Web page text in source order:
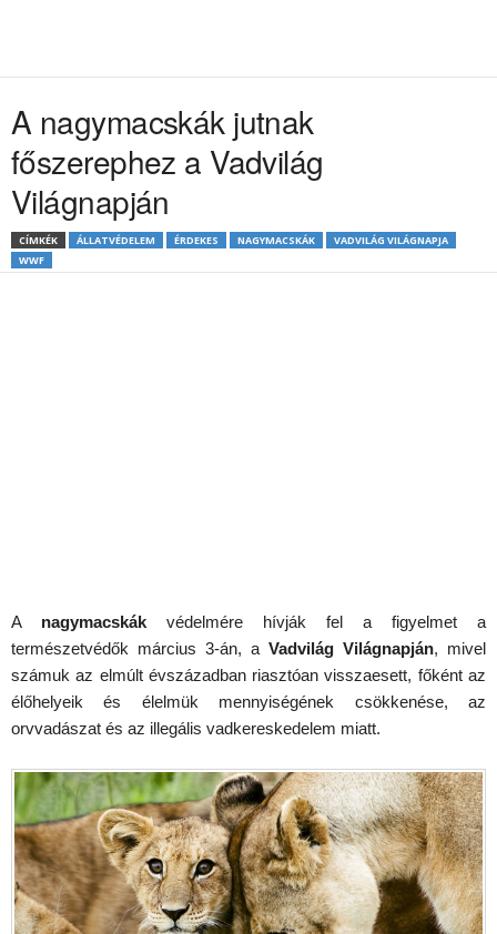
A nagymacskák jutnak
főszerephez a Vadvilág
Világnapján
CÍMKÉK ÁLLATVÉDELEM ÉRDEKES NAGYMACSKÁK
VADVILÁG VILÁGNAPJA
WWF
A nagymacskák védelmére hívják fel a figyelmet a
természetvédők március 3-án, a Vadvilág Világnapján, mivel
számuk az elmúlt évszázadban riasztóan visszaesett, főként az
élőhelyeik és élelmük mennyiségének csökkenése, az
orvvadászat és az illegális vadkereskedelem miatt.